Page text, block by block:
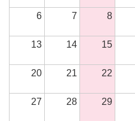
6 7 8
13 14 15
20 21 22
27 28 29